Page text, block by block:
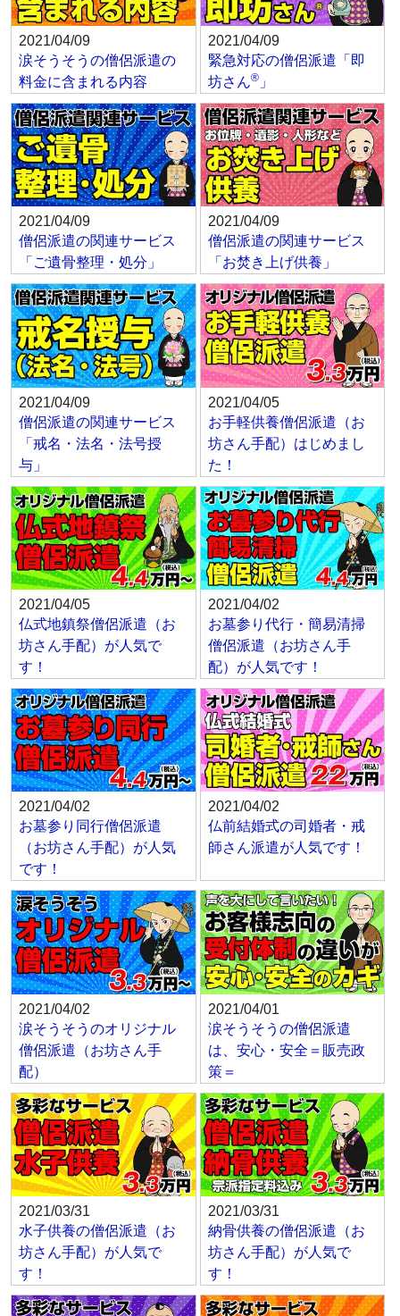
2021/04/09
涙そうそうの僧侶派遣の
料金に含まれる内容
2021/04/09
緊急対応の僧侶派遣「即
坊さん®」
2021/04/09
僧侶派遣の関連サービス
「ご遺骨整理・処分」
2021/04/09
僧侶派遣の関連サービス
「お焚き上げ供養」
2021/04/09
僧侶派遣の関連サービス
「戒名・法名・法号授
与」
2021/04/05
お手軽供養僧侶派遣（お
坊さん手配）はじめまし
た！
2021/04/05
仏式地鎮祭僧侶派遣（お
坊さん手配）が人気で
す！
2021/04/02
お墓参り代行・簡易清掃
僧侶派遣（お坊さん手
配）が人気です！
2021/04/02
お墓参り同行僧侶派遣
（お坊さん手配）が人気
です！
2021/04/02
仏前結婚式の司婚者・戒
師さん派遣が人気です！
2021/04/02
涙そうそうのオリジナル
僧侶派遣（お坊さん手
配）
2021/04/01
涙そうそうの僧侶派遣
は、安心・安全＝販売政
策＝
2021/03/31
水子供養の僧侶派遣（お
坊さん手配）が人気で
す！
2021/03/31
納骨供養の僧侶派遣（お
坊さん手配）が人気で
す！